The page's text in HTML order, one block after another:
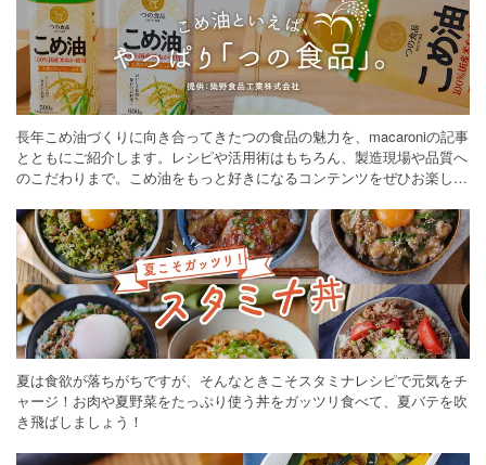
長年こめ油づくりに向き合ってきたつの食品の魅力を、macaroniの記事
とともにご紹介します。レシピや活用術はもちろん、製造現場や品質へ
のこだわりまで。こめ油をもっと好きになるコンテンツをぜひお楽しみ
夏は食欲が落ちがちですが、そんなときこそスタミナレシピで元気をチ
ャージ！お肉や夏野菜をたっぷり使う丼をガッツリ食べて、夏バテを吹
き飛ばしましょう！